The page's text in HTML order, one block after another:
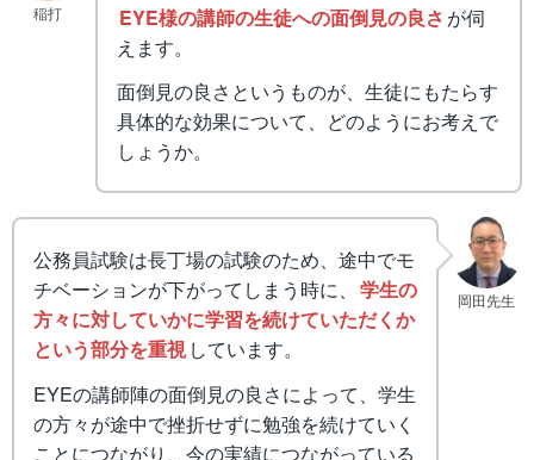
稲打
EYE様の講師の生徒への面倒見の良さ が伺
えます。
面倒見の良さというものが、生徒にもたらす
具体的な効果について、どのようにお考えで
しょうか。
岡田先生
公務員試験は長丁場の試験のため、途中でモ
チベーションが下がってしまう時に、 学生の
方々に対していかに学習を続けていただくか
という部分を重視 しています。
EYEの講師陣の面倒見の良さによって、学生
の方々が途中で挫折せずに勉強を続けていく
ことにつながり、今の実績につながっている